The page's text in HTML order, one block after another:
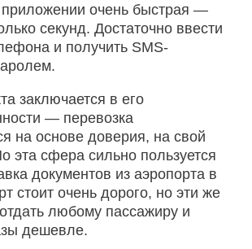
приложении очень быстрая —
секунд. Достаточно ввести
и получить SMS-
заключается в его
— перевозка
на основе доверия, на свой
эта сфера сильно пользуется
документов из аэропорта в
стоит очень дорого, но эти же
любому пассажиру и
дешевле.